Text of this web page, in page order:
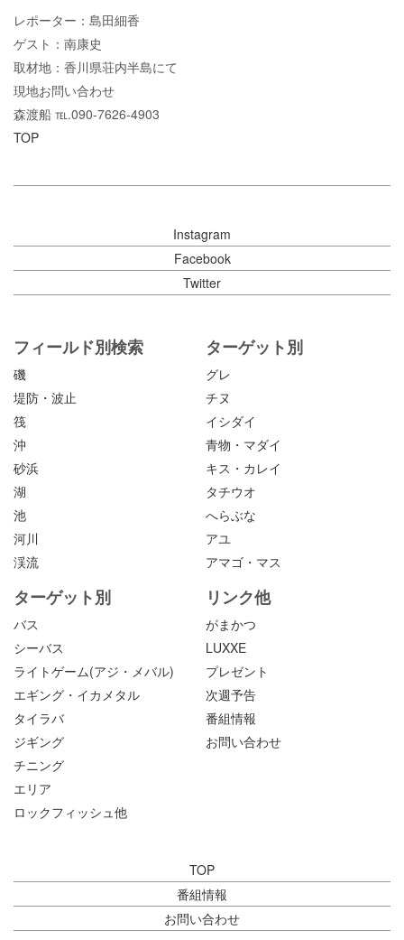
レポーター：島田細香
ゲスト：南康史
取材地：香川県荘内半島にて
現地お問い合わせ
森渡船 ℡.090-7626-4903
TOP
Instagram
Facebook
Twitter
フィールド別検索
磯
堤防・波止
筏
沖
砂浜
湖
池
河川
渓流
ターゲット別
グレ
チヌ
イシダイ
青物・マダイ
キス・カレイ
タチウオ
へらぶな
アユ
アマゴ・マス
ターゲット別
バス
シーバス
ライトゲーム(アジ・メバル)
エギング・イカメタル
タイラバ
ジギング
チニング
エリア
ロックフィッシュ他
リンク他
がまかつ
LUXXE
プレゼント
次週予告
番組情報
お問い合わせ
TOP
番組情報
お問い合わせ